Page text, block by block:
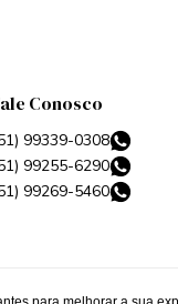
Conosco
99339-0308
99255-6290
99269-5460